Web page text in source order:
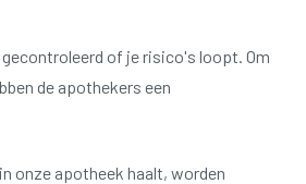
gecontroleerd of je risico's loopt.Om
de apothekers een
onze apotheek haalt, worden